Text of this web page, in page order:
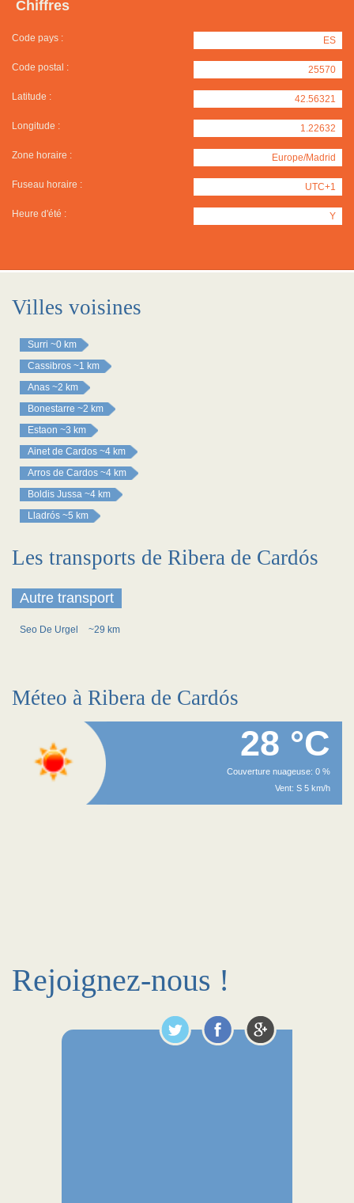
Chiffres
Code pays : ES
Code postal : 25570
Latitude : 42.56321
Longitude : 1.22632
Zone horaire : Europe/Madrid
Fuseau horaire : UTC+1
Heure d'été : Y
Villes voisines
Surri ~0 km
Cassibros ~1 km
Anas ~2 km
Bonestarre ~2 km
Estaon ~3 km
Ainet de Cardos ~4 km
Arros de Cardos ~4 km
Boldis Jussa ~4 km
Lladrós ~5 km
Les transports de Ribera de Cardós
Autre transport
Seo De Urgel ~29 km
Méteo à Ribera de Cardós
28 °C
Couverture nuageuse: 0 %
Vent: S 5 km/h
Rejoignez-nous !